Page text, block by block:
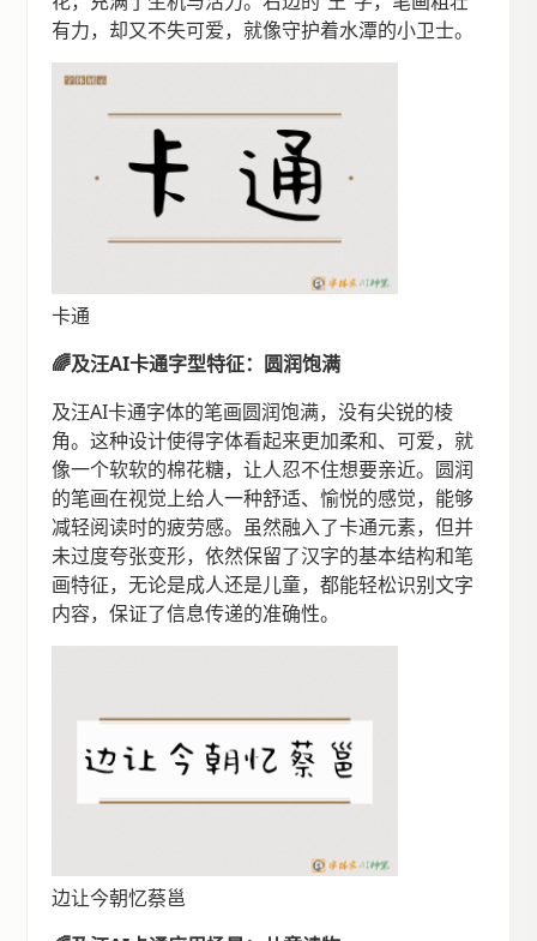
有力，却又不失可爱，就像守护着水潭的小卫士。
卡通
🌈及汪AI卡通字型特征：圆润饱满
及汪AI卡通字体的笔画圆润饱满，没有尖锐的棱
角。这种设计使得字体看起来更加柔和、可爱，就
像一个软软的棉花糖，让人忍不住想要亲近。圆润
的笔画在视觉上给人一种舒适、愉悦的感觉，能够
减轻阅读时的疲劳感。虽然融入了卡通元素，但并
未过度夸张变形，依然保留了汉字的基本结构和笔
画特征，无论是成人还是儿童，都能轻松识别文字
内容，保证了信息传递的准确性。
边让今朝忆蔡邕